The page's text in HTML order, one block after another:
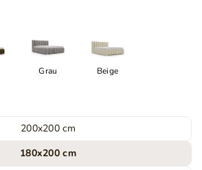
Grau Beige
200x200 cm
180x200 cm